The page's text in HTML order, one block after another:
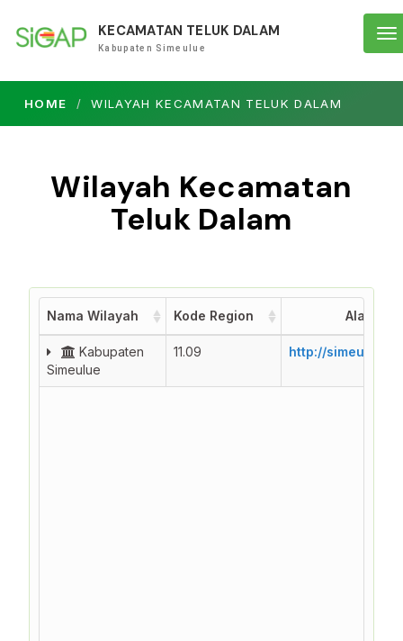
KECAMATAN TELUK DALAM
Kabupaten Simeulue
HOME WILAYAH KECAMATAN TELUK DALAM
Wilayah Kecamatan
Teluk Dalam
Nama Wilayah Kode Region Alamat
Nama Wilayah Kode Region Alamat
Kabupaten
Simeulue
11.09 http://